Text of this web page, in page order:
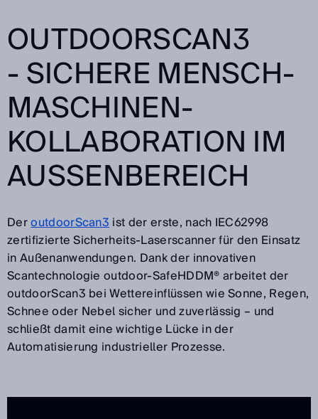
OUTDOORSCAN3
- SICHERE MENSCH-
MASCHINEN-
KOLLABORATION IM
AUSSENBEREICH
DeroutdoorScan3ist der erste, nach IEC62998
zertifizierte Sicherheits-Laserscanner für den Einsatz
in Außenanwendungen. Dank der innovativen
Scantechnologie outdoor-SafeHDDM® arbeitet der
outdoorScan3 bei Wettereinflüssen wie Sonne, Regen,
Schnee oder Nebel sicher und zuverlässig – und
schließt damit eine wichtige Lücke in der
Automatisierung industrieller Prozesse.